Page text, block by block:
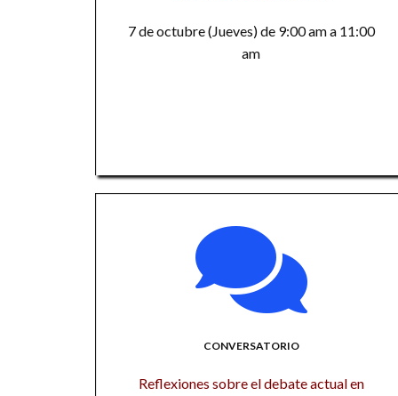
7 de octubre (Jueves) de 9:00 am a 11:00
am
CONVERSATORIO
Reflexiones sobre el debate actual en